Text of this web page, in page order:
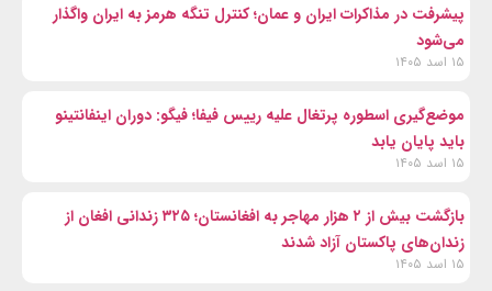
پیشرفت در مذاکرات ایران و عمان؛ کنترل تنگه هرمز به ایران واگذار
می‌شود
۱۵ اسد ۱۴۰۵
موضع‌گیری اسطوره پرتغال علیه رییس فیفا؛ فیگو: دوران اینفانتینو
باید پایان یابد
۱۵ اسد ۱۴۰۵
بازگشت بیش از ۲ هزار مهاجر به افغانستان؛ ۳۲۵ زندانی افغان از
زندان‌های پاکستان آزاد شدند
۱۵ اسد ۱۴۰۵